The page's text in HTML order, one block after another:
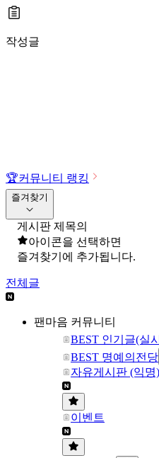
작성글
🏆커뮤니티 랭킹
즐겨찾기
게시판 제목의
아이콘을 선택하면
즐겨찾기에 추가됩니다.
전체글
팬마음 커뮤니티
BEST 인기글(실
BEST 명예의전당
자유게시판 (익명)
이벤트